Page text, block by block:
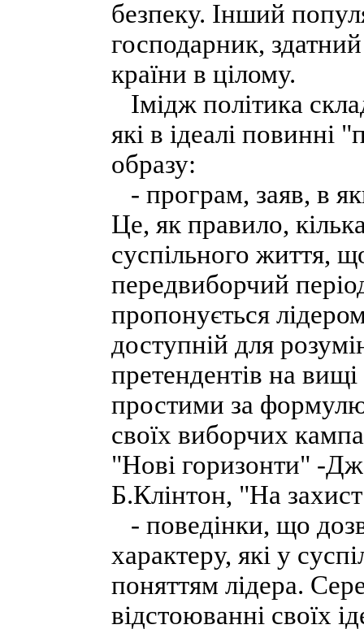
безпеку. Інший
господарник,
країни в цілому.
Імідж політика
які в ідеалі повинні
образу:
- програм, заяв, в
Це, як правило,
суспільного життя,
передвиборчий
пропонується
доступній для
претендентів на
простими за
своїх виборчих
"Нові горизонти" -
Б.Клінтон, "На
- поведінки, що
характеру, які у
поняттям лідера.
відстоюванні своїх